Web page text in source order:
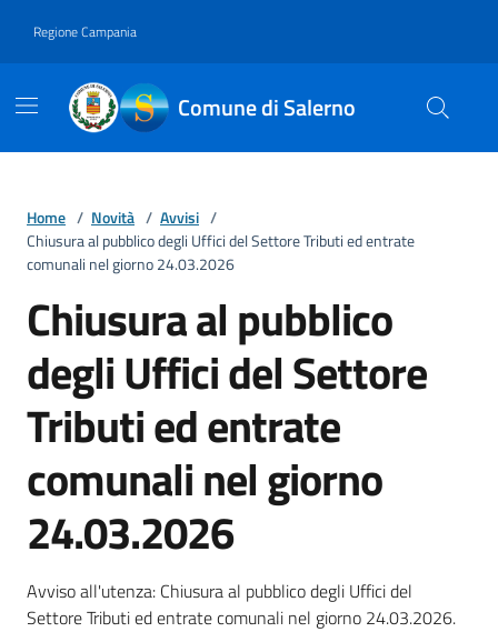
Regione Campania
Comune di Salerno
Home / Novità / Avvisi /
Chiusura al pubblico degli Uffici del Settore Tributi ed entrate
comunali nel giorno 24.03.2026
Chiusura al pubblico
degli Uffici del Settore
Tributi ed entrate
comunali nel giorno
24.03.2026
Dettagli della notizia
Avviso all'utenza: Chiusura al pubblico degli Uffici del
Settore Tributi ed entrate comunali nel giorno 24.03.2026.